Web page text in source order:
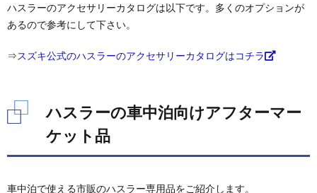
ハスラーのアクセサリーカタログは以下です。多くのオプションが
あるので参考にして下さい。
⇒スズキ公式のハスラーのアクセサリーカタログはコチラ
ハスラーの車中泊向けアフターマー
ケット品
車中泊で使える市販のハスラー専用品をご紹介します。